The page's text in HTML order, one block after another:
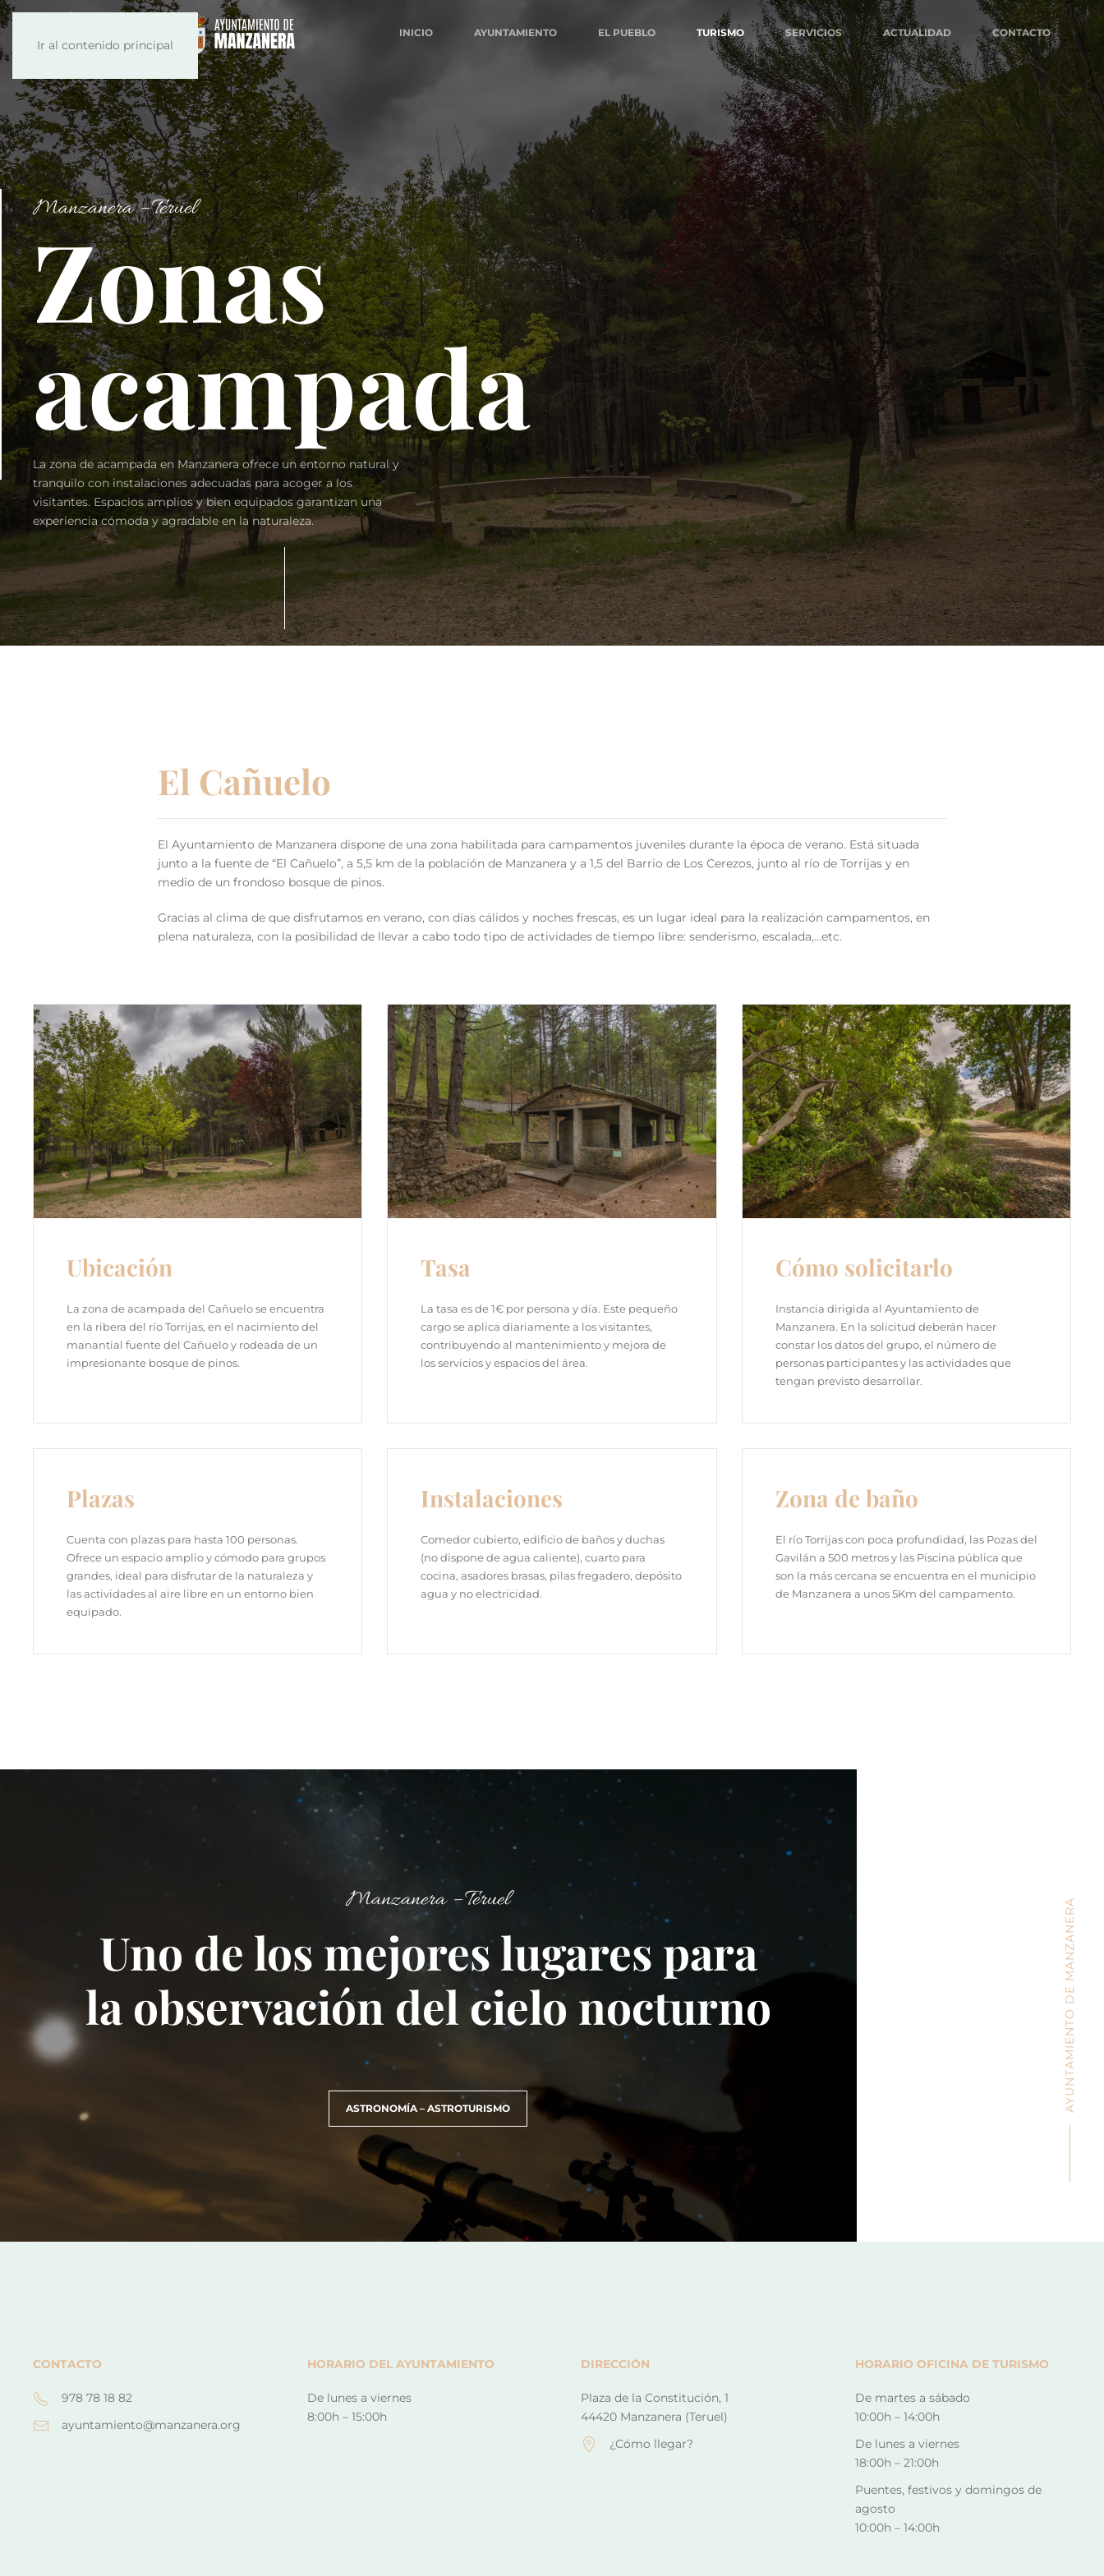
Ir al contenido principal
INICIO AYUNTAMIENTO EL PUEBLO TURISMO SERVICIOS ACTUALIDAD CONTACTO
Manzanera – Teruel
Zonas
acampada
La zona de acampada en Manzanera ofrece un entorno natural y
tranquilo con instalaciones adecuadas para acoger a los
visitantes. Espacios amplios y bien equipados garantizan una
experiencia cómoda y agradable en la naturaleza.
El Cañuelo
El Ayuntamiento de Manzanera dispone de una zona habilitada para campamentos juveniles durante la época de verano. Está situada
junto a la fuente de “El Cañuelo”, a 5,5 km de la población de Manzanera y a 1,5 del Barrio de Los Cerezos, junto al río de Torrijas y en
medio de un frondoso bosque de pinos.
Gracias al clima de que disfrutamos en verano, con días cálidos y noches frescas, es un lugar ideal para la realización campamentos, en
plena naturaleza, con la posibilidad de llevar a cabo todo tipo de actividades de tiempo libre: senderismo, escalada,…etc.
Ubicación
La zona de acampada del Cañuelo se encuentra
en la ribera del río Torrijas, en el nacimiento del
manantial fuente del Cañuelo y rodeada de un
impresionante bosque de pinos.
Tasa
La tasa es de 1€ por persona y día. Este pequeño
cargo se aplica diariamente a los visitantes,
contribuyendo al mantenimiento y mejora de
los servicios y espacios del área.
Cómo solicitarlo
Instancia dirigida al Ayuntamiento de
Manzanera. En la solicitud deberán hacer
constar los datos del grupo, el número de
personas participantes y las actividades que
tengan previsto desarrollar.
Plazas
Cuenta con plazas para hasta 100 personas.
Ofrece un espacio amplio y cómodo para grupos
grandes, ideal para disfrutar de la naturaleza y
las actividades al aire libre en un entorno bien
equipado.
Instalaciones
Comedor cubierto, edificio de baños y duchas
(no dispone de agua caliente), cuarto para
cocina, asadores brasas, pilas fregadero, depósito
agua y no electricidad.
Zona de baño
El río Torrijas con poca profundidad, las Pozas del
Gavilán a 500 metros y las Piscina pública que
son la más cercana se encuentra en el municipio
de Manzanera a unos 5Km del campamento.
Manzanera – Teruel
Uno de los mejores lugares para
la observación del cielo nocturno
ASTRONOMÍA – ASTROTURISMO AYUNTAMIENTO DE MANZANERA
CONTACTO
978 78 18 82
ayuntamiento@manzanera.org
HORARIO DEL AYUNTAMIENTO
De lunes a viernes
8:00h – 15:00h
DIRECCIÓN
Plaza de la Constitución, 1
44420 Manzanera (Teruel)
¿Cómo llegar?
HORARIO OFICINA DE TURISMO
De martes a sábado
10:00h – 14:00h
De lunes a viernes
18:00h – 21:00h
Puentes, festivos y domingos de
agosto
10:00h – 14:00h